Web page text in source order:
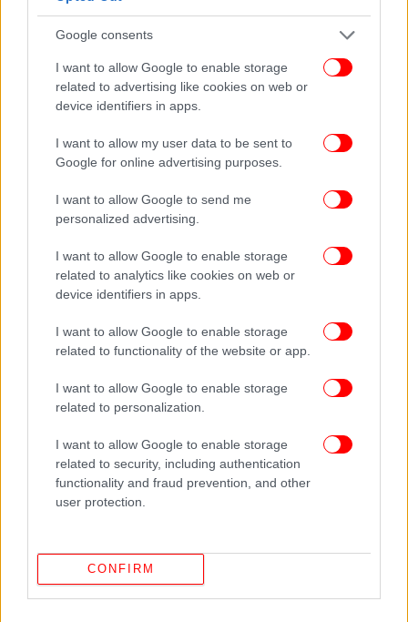
Google consents
I want to allow Google to enable storage
related to advertising like cookies on web or
device identifiers in apps.
I want to allow my user data to be sent to
Google for online advertising purposes.
I want to allow Google to send me
personalized advertising.
I want to allow Google to enable storage
related to analytics like cookies on web or
device identifiers in apps.
I want to allow Google to enable storage
related to functionality of the website or app.
I want to allow Google to enable storage
related to personalization.
I want to allow Google to enable storage
related to security, including authentication
functionality and fraud prevention, and other
user protection.
CONFIRM
Φωτιά τώρα στο Κορωπί: Καίει ανάμεσα σε σπίτια
-Μήνυμα 112 για εκκένωση από τρεις περιοχές προς το
Λαγονήσι
Σοβαρό τροχαίο με σύγκρουση δύο λεωφορείων στη
Βούλα -Τουλάχιστον 32 τραυματίες, ανάμεσά τους και
παιδιά [εικόνες]
Έκτακτο δελτίο καιρού για θερμοκρασίες άνω των 40